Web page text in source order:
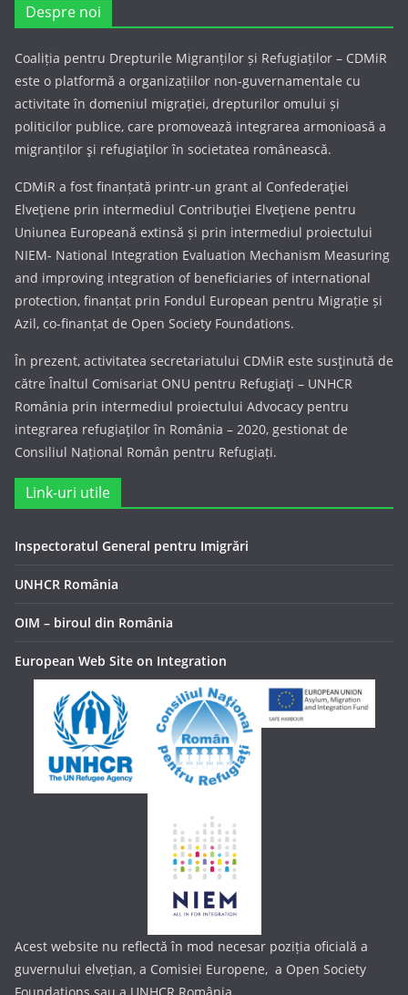
Despre noi
Coaliția pentru Drepturile Migranților și Refugiaților – CDMiR
este o platformă a organizațiilor non-guvernamentale cu
activitate în domeniul migrației, drepturilor omului și
politicilor publice, care promovează integrarea armonioasă a
migranților şi refugiaţilor în societatea românească.
CDMiR a fost finanțată printr-un grant al Confederaţiei
Elveţiene prin intermediul Contribuţiei Elveţiene pentru
Uniunea Europeană extinsă și prin intermediul proiectului
NIEM- National Integration Evaluation Mechanism Measuring
and improving integration of beneficiaries of international
protection, finanțat prin Fondul European pentru Migrație și
Azil, co-finanțat de Open Society Foundations.
În prezent, activitatea secretariatului CDMiR este susţinută de
către Înaltul Comisariat ONU pentru Refugiaţi – UNHCR
România prin intermediul proiectului Advocacy pentru
integrarea refugiaţilor în România – 2020, gestionat de
Consiliul Național Român pentru Refugiați.
Link-uri utile
Inspectoratul General pentru Imigrări
UNHCR România
OIM – biroul din România
European Web Site on Integration
Acest website nu reflectă în mod necesar poziția oficială a
guvernului elvețian, a Comisiei Europene, a Open Society